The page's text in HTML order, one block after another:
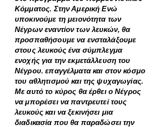
Κόμματος. Στην Αμερική Ενώ
υποκινούμε τη μειονότητα των
Νέγρων εναντίον των λευκών, θα
προσπαθήσουμε να ενσταλάξουμε
στους λευκούς ένα σύμπλεγμα
ενοχής για την εκμετάλλευση του
Νέγρου. επαγγέλματα και στον κόσμο
του αθλητισμού και της ψυχαγωγίας.
Με αυτό το κύρος θα έρθει ο Νέγρος
να μπορέσει να παντρευτεί τους
λευκούς και να ξεκινήσει μια
διαδικασία που θα παραδώσει την